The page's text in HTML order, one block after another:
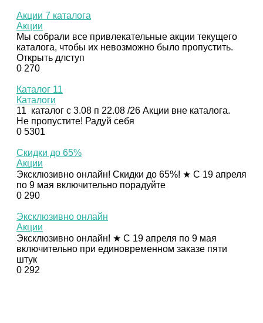
Акции 7 каталога
Акции
Мы собрали все привлекательные акции текущего
каталога, чтобы их невозможно было пропустить.
Открыть длступ
0 270
Каталог 11
Каталоги
11 каталог с 3.08 п 22.08 /26 Акции вне каталога.
Не пропустите! Радуй себя
0 5301
Скидки до 65%
Акции
Эксклюзивно онлайн! Скидки до 65%! ★ С 19 апреля
по 9 мая включительно порадуйте
0 290
Эксклюзивно онлайн
Акции
Эксклюзивно онлайн! ★ С 19 апреля по 9 мая
включительно при единовременном заказе пяти
штук
0 292